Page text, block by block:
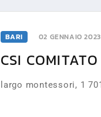
BARI 02 GENNAIO 2023
CSI
largo montessori, 1